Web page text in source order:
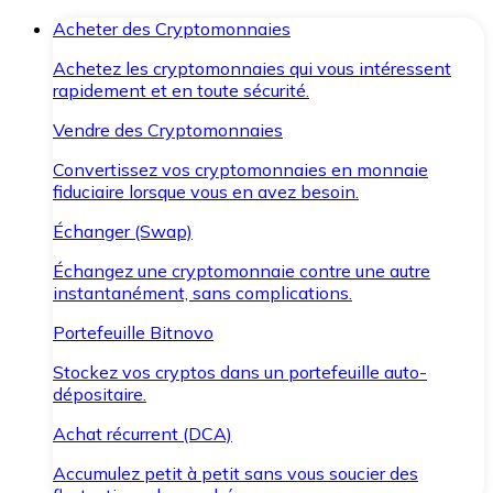
Acheter des Cryptomonnaies
Achetez les cryptomonnaies qui vous intéressent
rapidement et en toute sécurité.
Vendre des Cryptomonnaies
Convertissez vos cryptomonnaies en monnaie
fiduciaire lorsque vous en avez besoin.
Échanger (Swap)
Échangez une cryptomonnaie contre une autre
instantanément, sans complications.
Portefeuille Bitnovo
Stockez vos cryptos dans un portefeuille auto-
dépositaire.
Achat récurrent (DCA)
Accumulez petit à petit sans vous soucier des